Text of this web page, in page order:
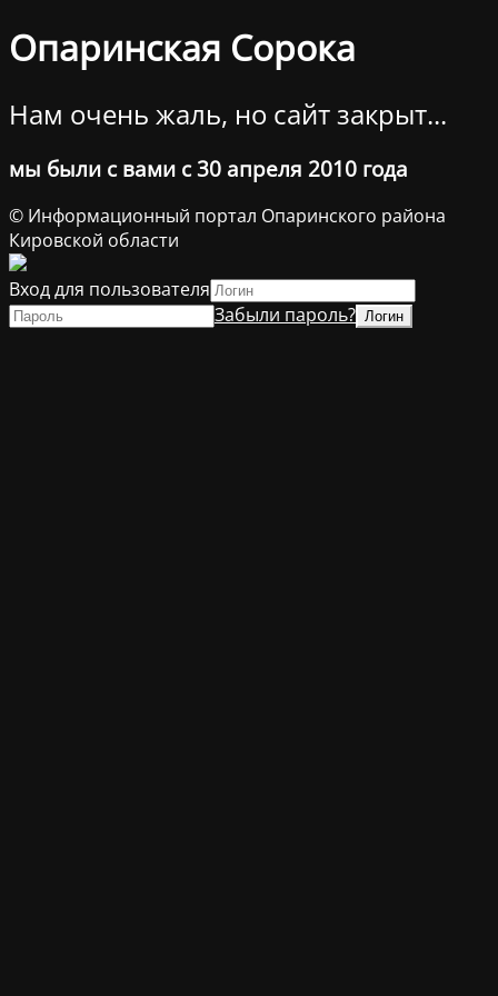
Опаринская Сорока
Нам очень жаль, но сайт закрыт...
мы были с вами с 30 апреля 2010 года
© Информационный портал Опаринского района
Кировской области
Вход для пользователя
Забыли пароль?